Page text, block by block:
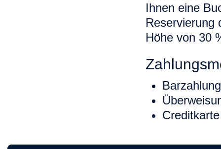
Ihnen eine
Reservierung
Höhe von 30
Barzahlung
Creditkarte